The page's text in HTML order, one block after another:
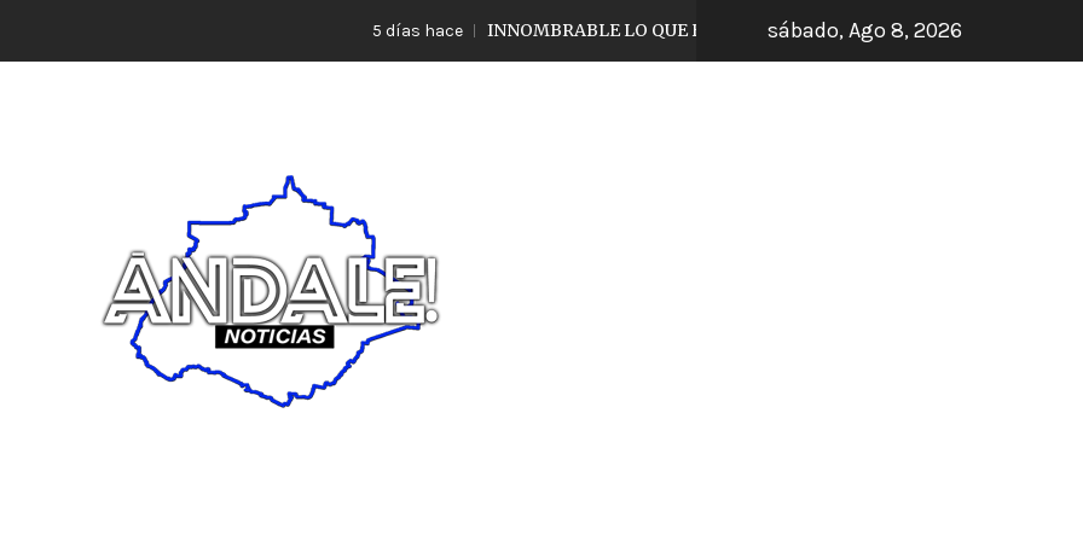
5 días hace INNOMBRABLE LO QUE HIZO EL JUGADOR DE TIJUANA
sábado, Ago 8, 2026